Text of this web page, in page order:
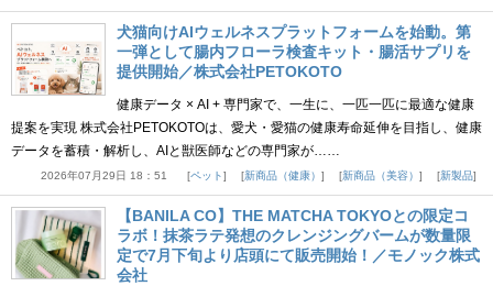
犬猫向けAIウェルネスプラットフォームを始動。第
一弾として腸内フローラ検査キット・腸活サプリを
提供開始／株式会社PETOKOTO
健康データ × AI + 専門家で、一生に、一匹一匹に最適な健康
提案を実現 株式会社PETOKOTOは、愛犬・愛猫の健康寿命延伸を目指し、健康
データを蓄積・解析し、AIと獣医師などの専門家が……
2026年07月29日 18：51 ペット 新商品（健康） 新商品（美容） 新製品
【BANILA CO】THE MATCHA TOKYOとの限定コ
ラボ！抹茶ラテ発想のクレンジングバームが数量限
定で7月下旬より店頭にて販売開始！／モノック株式
会社